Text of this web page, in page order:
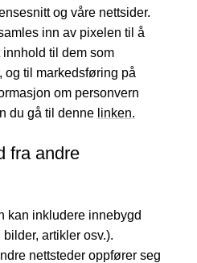
og våre nettsider.
inn av pixelen til å
til dem som
og til markedsføring på
om personvern
du gå til denne linken.
fra andre
kan inkludere innebygd
artikler osv.).
nettsteder oppfører seg